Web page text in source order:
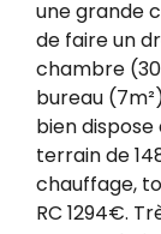
une grande
de faire un
chambre
bureau
bien
terrain de
chauffage,
RC 1294€.